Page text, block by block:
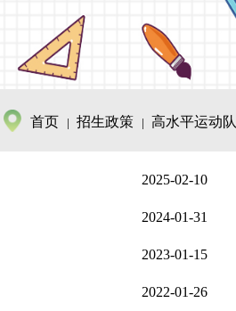
首页 招生政策 高水平运动队
2025-02-10
2024-01-31
2023-01-15
2022-01-26